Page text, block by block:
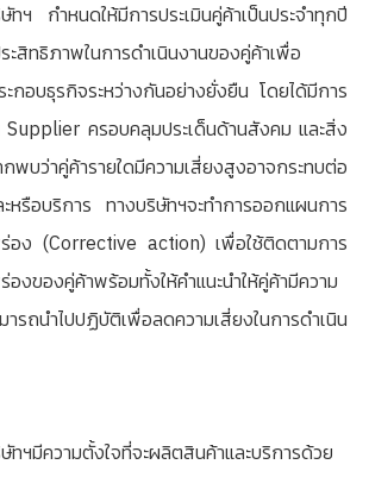
ทฯ กำหนดให้มีการประเมินคู่ค้าเป็นประจำทุกปี
ะสิทธิภาพในการดำเนินงานของคู่ค้าเพื่อ
กอบธุรกิจระหว่างกันอย่างยั่งยืน โดยได้มีการ
Supplier ครอบคลุมประเด็นด้านสังคม และสิ่ง
บว่าคู่ค้ารายใดมีความเสี่ยงสูงอาจกระทบต่อ
รือบริการ ทางบริษัทฯจะทำการออกแผนการ
อง (Corrective action) เพื่อใช้ติดตามการ
งของคู่ค้าพร้อมทั้งให้คำแนะนำให้คู่ค้ามีความ
มารถนำไปปฏิบัติเพื่อลดความเสี่ยงในการดำเนิน
ทฯมีความตั้งใจที่จะผลิตสินค้าและบริการด้วย